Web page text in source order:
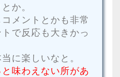
か。
メントとかも非常
で反応も大きかっ
に楽しいなと。
味わえない所があ